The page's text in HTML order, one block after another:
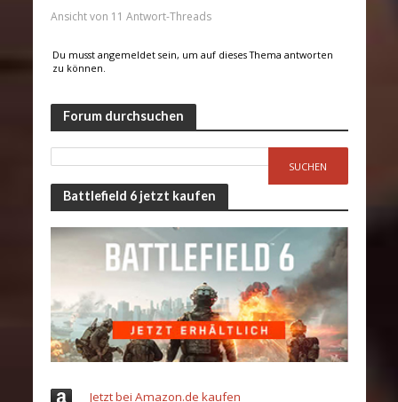
Ansicht von 11 Antwort-Threads
Du musst angemeldet sein, um auf dieses Thema antworten
zu können.
Forum durchsuchen
Battlefield 6 jetzt kaufen
Jetzt bei Amazon.de kaufen